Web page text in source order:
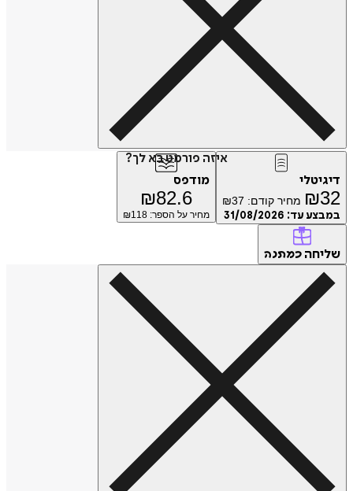
איזה פורמט בא לך?
דיגיטלי
₪32 מחיר קודם: ₪37
במבצע עד: 31/08/2026
מודפס
₪82.6
מחיר על הספר: ₪ 118
שליחה כמתנה